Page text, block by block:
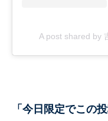
A post shared by
「今日限定でこの